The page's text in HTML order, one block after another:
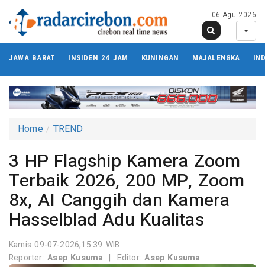
06 Agu 2026
JAWA BARAT INSIDEN 24 JAM KUNINGAN MAJALENGKA
Home TREND
3 HP Flagship Kamera Zoom
Terbaik 2026, 200 MP, Zoom
8x, AI Canggih dan Kamera
Hasselblad Adu Kualitas
Kamis 09-07-2026,15:39 WIB
Reporter:Asep Kusuma | Editor:Asep Kusuma